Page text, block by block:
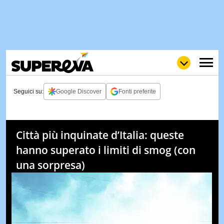
WOW
POP
NEWS
QUIZ
Seguici su: Google Discover Fonti preferite
Città più inquinate d’Italia: queste
hanno superato i limiti di smog (con
una sorpresa)